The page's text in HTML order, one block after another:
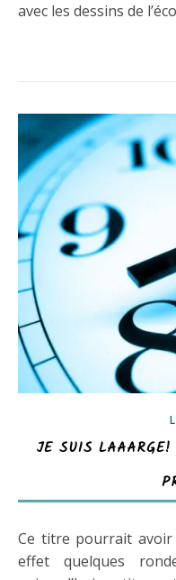
avec les dessins de
JE SUIS
Ce titre pourrait avoir plusieurs sens, je possède en
effet quelques